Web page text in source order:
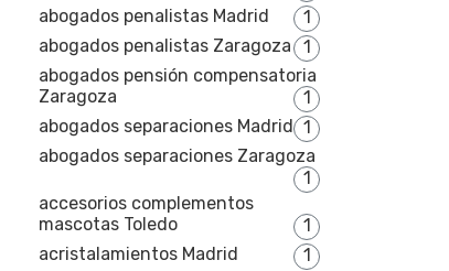
abogados penalistas Madrid
1
abogados penalistas Zaragoza
1
abogados pensión compensatoria
Zaragoza
1
abogados separaciones Madrid 1
abogados separaciones Zaragoza
1
accesorios complementos
mascotas Toledo
1
acristalamientos Madrid
1